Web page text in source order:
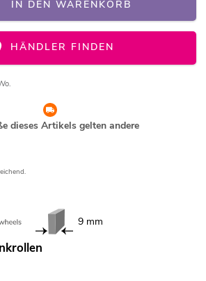
IN DEN WARENKORB
HÄNDLER FINDEN
dieses Artikels gelten andere
9 mm